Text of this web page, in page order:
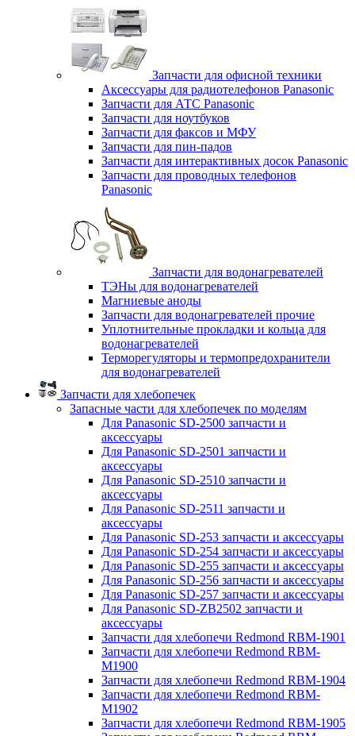
Запчасти для офисной техники
Аксессуары для радиотелефонов Panasonic
Запчасти для АТС Panasonic
Запчасти для ноутбуков
Запчасти для факсов и МФУ
Запчасти для пин-падов
Запчасти для интерактивных досок Panasonic
Запчасти для проводных телефонов
Panasonic
Запчасти для водонагревателей
ТЭНы для водонагревателей
Магниевые аноды
Запчасти для водонагревателей прочие
Уплотнительные прокладки и кольца для
водонагревателей
Терморегуляторы и термопредохранители
для водонагревателей
Запчасти для хлебопечек
Запасные части для хлебопечек по моделям
Для Panasonic SD-2500 запчасти и
аксессуары
Для Panasonic SD-2501 запчасти и
аксессуары
Для Panasonic SD-2510 запчасти и
аксессуары
Для Panasonic SD-2511 запчасти и
аксессуары
Для Panasonic SD-253 запчасти и аксессуары
Для Panasonic SD-254 запчасти и аксессуары
Для Panasonic SD-255 запчасти и аксессуары
Для Panasonic SD-256 запчасти и аксессуары
Для Panasonic SD-257 запчасти и аксессуары
Для Panasonic SD-ZB2502 запчасти и
аксессуары
Запчасти для хлебопечи Redmond RBM-1901
Запчасти для хлебопечи Redmond RBM-
M1900
Запчасти для хлебопечи Redmond RBM-1904
Запчасти для хлебопечи Redmond RBM-
M1902
Запчасти для хлебопечи Redmond RBM-1905